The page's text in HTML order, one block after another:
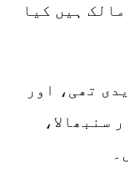
ہیں کیا
تھی، اور
سنبھالا،